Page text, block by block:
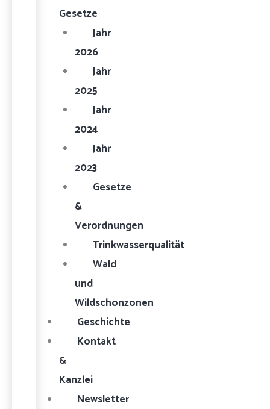
Gesetze
Jahr
2026
Jahr
2025
Jahr
2024
Jahr
2023
Gesetze
&
Verordnungen
Trinkwasserqualität
Wald
und
Wildschonzonen
Geschichte
Kontakt
&
Kanzlei
Newsletter